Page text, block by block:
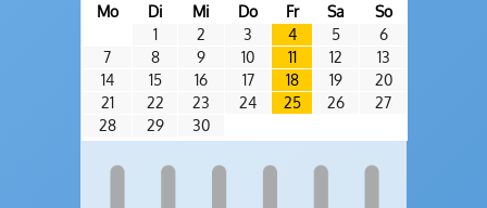
Mo
Di Mi Do Fr Sa
So
1
2 3 4 5
6
7
8 9 10 11 12
13
14
15 16 17 18 19
20
21
22 23 24 25 26
27
28
29 30